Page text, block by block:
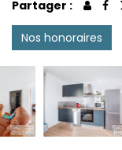
Partager :
Nos honoraires